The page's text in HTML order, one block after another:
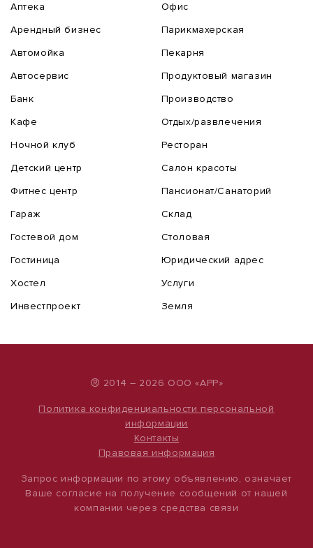
Аптека
Арендный бизнес
Автомойка
Автосервис
Банк
Кафе
Ночной клуб
Детский центр
Фитнес центр
Гараж
Гостевой дом
Гостиница
Хостел
Инвестпроект
Офис
Парикмахерская
Пекарня
Продуктовый магазин
Производство
Отдых/развлечения
Ресторан
Салон красоты
Пансионат/Санаторий
Склад
Столовая
Юридический адрес
Услуги
Земля
® 2014 – 2026 ООО «АРР»
Политика конфиденциальности персональной
информации
Контакты
Правовая информация
Запрос информации по этому объявлению, означает
Ваше согласие на получение сообщений от нашей
компании через средства связи